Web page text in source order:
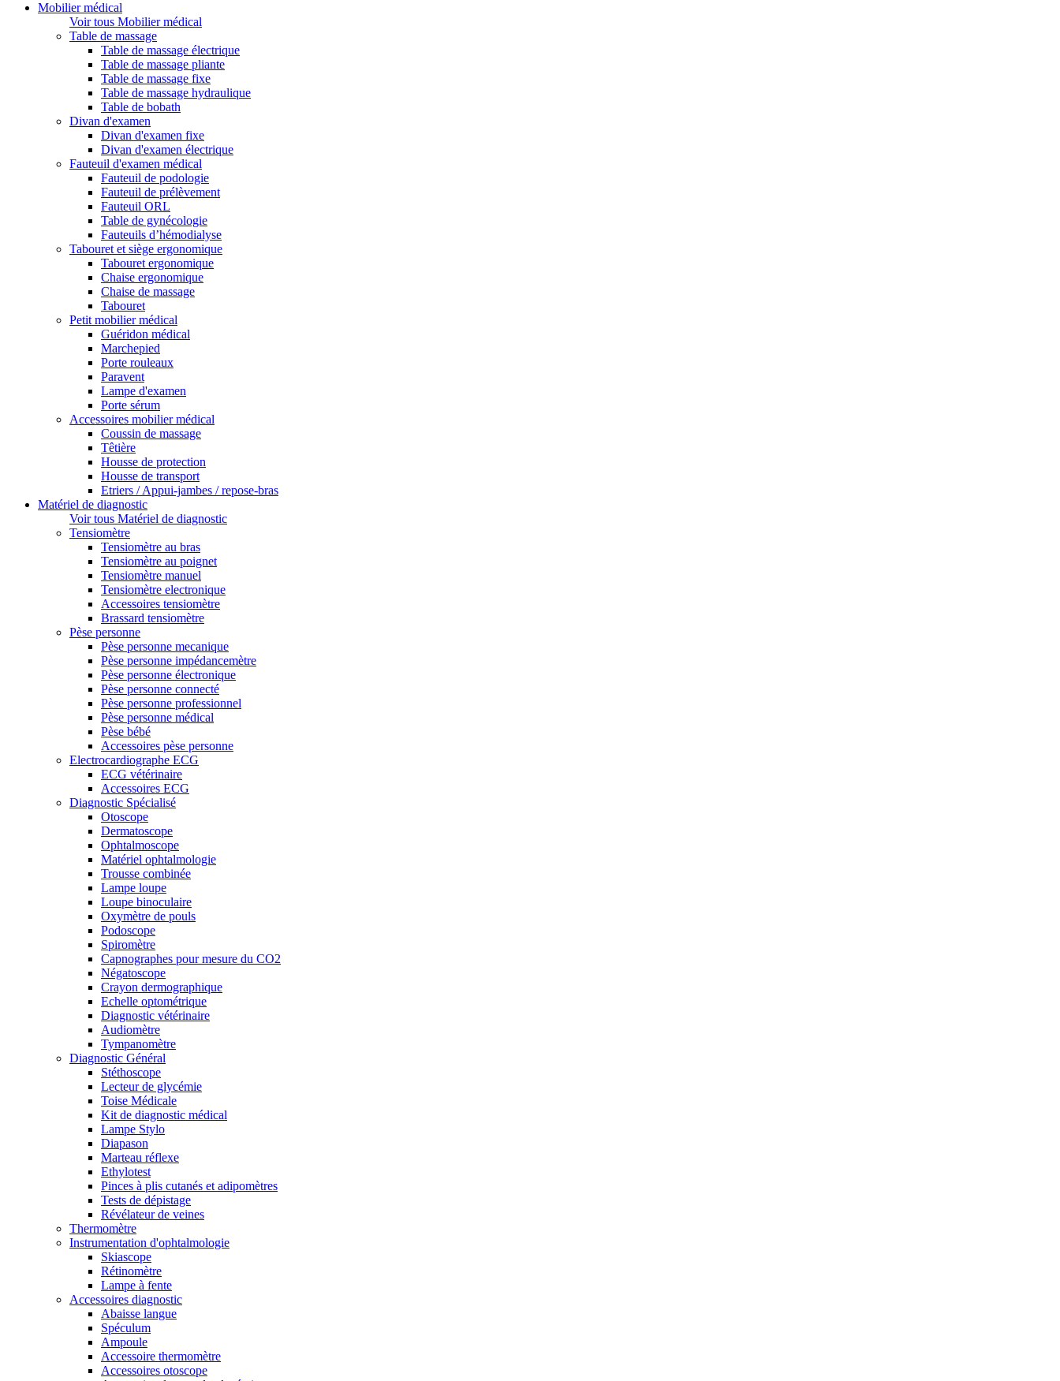
Mobilier médical
Voir tous Mobilier médical
Table de massage
Table de massage électrique
Table de massage pliante
Table de massage fixe
Table de massage hydraulique
Table de bobath
Divan d'examen
Divan d'examen fixe
Divan d'examen électrique
Fauteuil d'examen médical
Fauteuil de podologie
Fauteuil de prélèvement
Fauteuil ORL
Table de gynécologie
Fauteuils d’hémodialyse
Tabouret et siège ergonomique
Tabouret ergonomique
Chaise ergonomique
Chaise de massage
Tabouret
Petit mobilier médical
Guéridon médical
Marchepied
Porte rouleaux
Paravent
Lampe d'examen
Porte sérum
Accessoires mobilier médical
Coussin de massage
Têtière
Housse de protection
Housse de transport
Etriers / Appui-jambes / repose-bras
Matériel de diagnostic
Voir tous Matériel de diagnostic
Tensiomètre
Tensiomètre au bras
Tensiomètre au poignet
Tensiomètre manuel
Tensiomètre electronique
Accessoires tensiomètre
Brassard tensiomètre
Pèse personne
Pèse personne mecanique
Pèse personne impédancemètre
Pèse personne électronique
Pèse personne connecté
Pèse personne professionnel
Pèse personne médical
Pèse bébé
Accessoires pèse personne
Electrocardiographe ECG
ECG vétérinaire
Accessoires ECG
Diagnostic Spécialisé
Otoscope
Dermatoscope
Ophtalmoscope
Matériel ophtalmologie
Trousse combinée
Lampe loupe
Loupe binoculaire
Oxymètre de pouls
Podoscope
Spiromètre
Capnographes pour mesure du CO2
Négatoscope
Crayon dermographique
Echelle optométrique
Diagnostic vétérinaire
Audiomètre
Tympanomètre
Diagnostic Général
Stéthoscope
Lecteur de glycémie
Toise Médicale
Kit de diagnostic médical
Lampe Stylo
Diapason
Marteau réflexe
Ethylotest
Pinces à plis cutanés et adipomètres
Tests de dépistage
Révélateur de veines
Thermomètre
Instrumentation d'ophtalmologie
Skiascope
Rétinomètre
Lampe à fente
Accessoires diagnostic
Abaisse langue
Spéculum
Ampoule
Accessoire thermomètre
Accessoires otoscope